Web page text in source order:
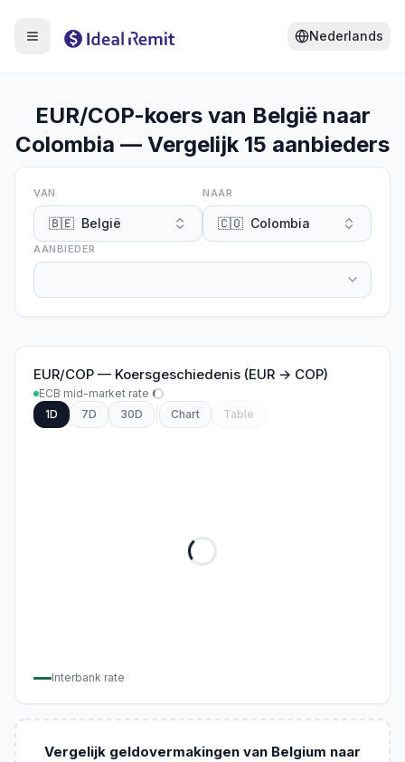
Nederlands
EUR/COP-koers van België naar
Colombia — Vergelijk 15 aanbieders
VAN
🇧🇪 België
NAAR
🇨🇴 Colombia
AANBIEDER
EUR/COP — Koersgeschiedenis (EUR → COP)
ECB mid-market rate
1D
7D 30D Chart Table
Interbank rate
Vergelijk geldovermakingen van Belgium naar